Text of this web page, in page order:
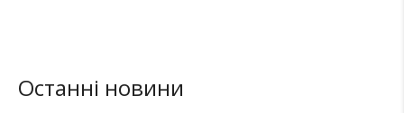
Останні новини